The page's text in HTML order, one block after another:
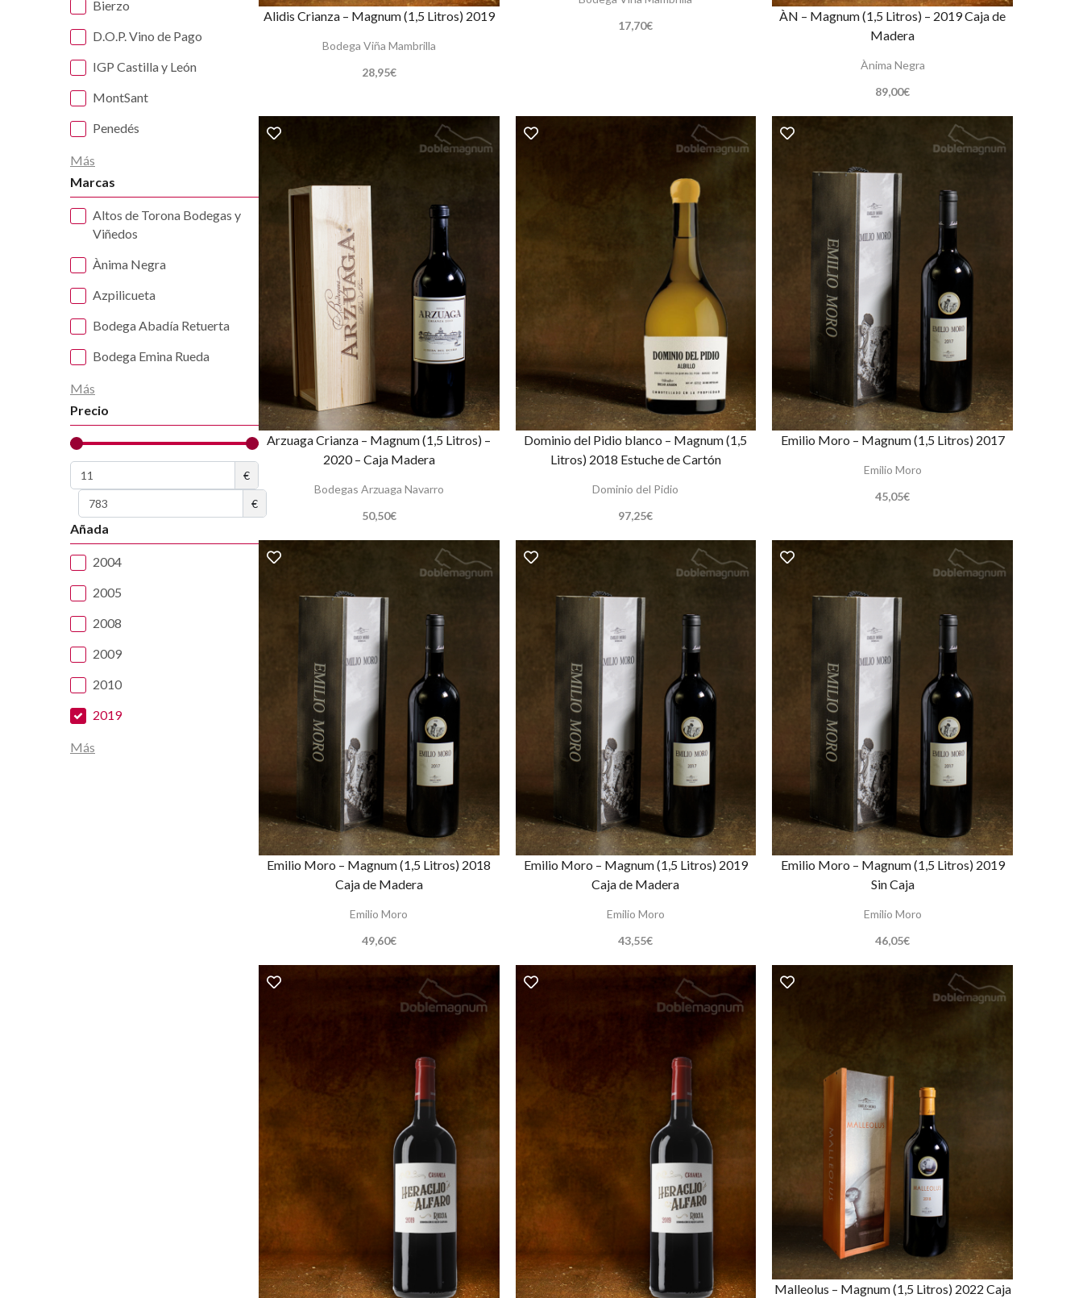
Bierzo
D.O.P. Vino de Pago
IGP Castilla y León
MontSant
Penedés
Más
Marcas
Altos de Torona Bodegas y
Viñedos
Ànima Negra
Azpilicueta
Bodega Abadía Retuerta
Bodega Emina Rueda
Más
Precio
€
€
Añada
2004
2005
2008
2009
2010
2019
Más
Alidis Crianza – Magnum (1,5 Litros) 2019
Bodega Viña Mambrilla
28,95€
17,70€
ÀN – Magnum (1,5 Litros) – 2019 Caja de
Madera
Ànima Negra
89,00€
Arzuaga Crianza – Magnum (1,5 Litros) –
2020 – Caja Madera
Bodegas Arzuaga Navarro
50,50€
Dominio del Pidio blanco – Magnum (1,5
Litros) 2018 Estuche de Cartón
Dominio del Pidio
97,25€
Emilio Moro – Magnum (1,5 Litros) 2017
Emilio Moro
45,05€
Emilio Moro – Magnum (1,5 Litros) 2018
Caja de Madera
Emilio Moro
49,60€
Emilio Moro – Magnum (1,5 Litros) 2019
Caja de Madera
Emilio Moro
43,55€
Emilio Moro – Magnum (1,5 Litros) 2019
Sin Caja
Emilio Moro
46,05€
Malleolus – Magnum (1,5 Litros) 2022 Caja